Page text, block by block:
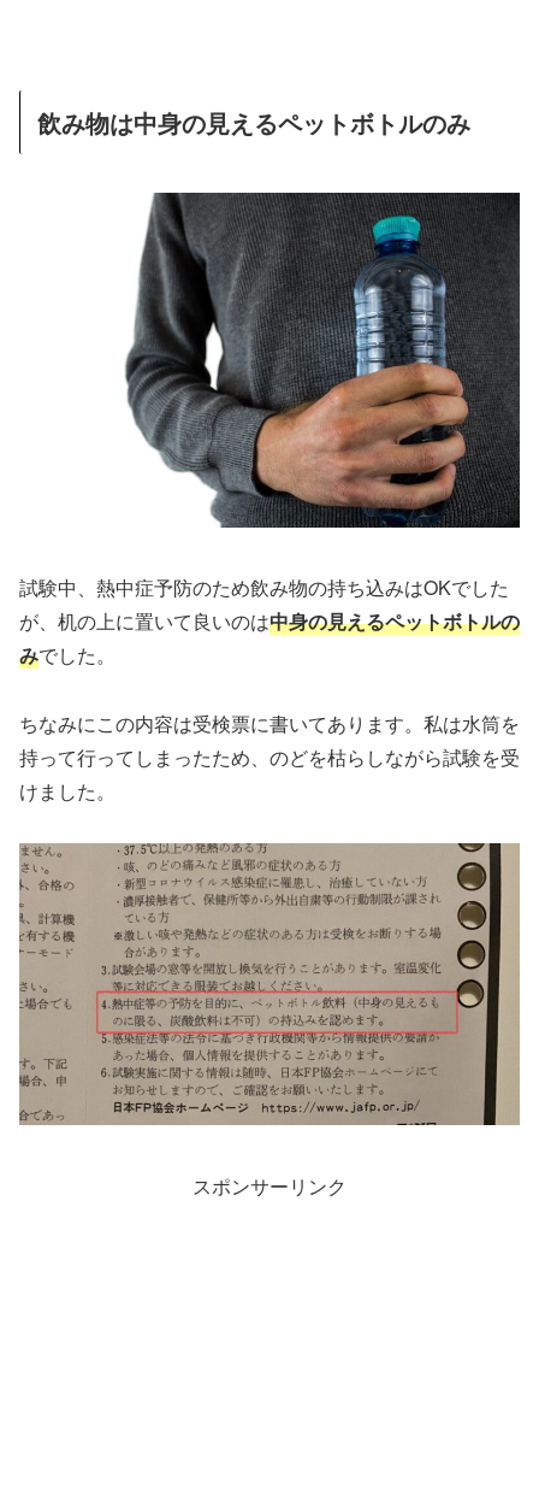
飲み物は中身の見えるペットボトルのみ
試験中、熱中症予防のため飲み物の持ち込みはOKでした
が、机の上に置いて良いのは中身の見えるペットボトルの
みでした。
ちなみにこの内容は受検票に書いてあります。私は水筒を
持って行ってしまったため、のどを枯らしながら試験を受
けました。
スポンサーリンク